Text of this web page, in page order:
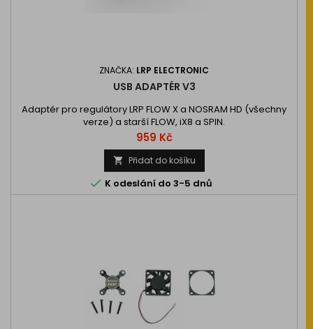
ZNAČKA: LRP ELECTRONIC
USB ADAPTÉR V3
Adaptér pro regulátory LRP FLOW X a NOSRAM HD (všechny
verze) a starší FLOW, iX8 a SPIN.
Cena
959 Kč
 Přidat do košíku
 K odeslání do 3-5 dnů